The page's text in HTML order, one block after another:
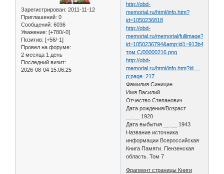
Зарегистрирован: 2011-11-12
Приглашений: 0
Сообщений: 6036
Уважение: [+780/-0]
Позитив: [+56/-1]
Провел на форуме:
2 месяца 1 день
Последний визит:
2026-08-04 15:06:25
http://obd-
memorial.ru/html/info.htm?
id=1050236818
http://obd-
memorial.ru/memorial/fullimage?
том С/00000216.png
http://obd-
memorial.ru/html/info.htm?id …
p;page=217
Фамилия Синицин
Имя Василий
Отчество Степанович
Дата рождения/Возраст
__.__.1920
Дата выбытия __.__.1943
Название источника
информации Всероссийская
Книга Памяти. Пензенская
область. Том 7
Фрагмент страницы Книги